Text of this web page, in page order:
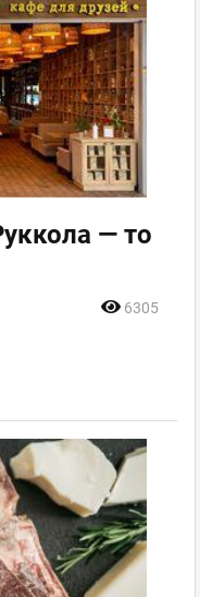
— то
6305